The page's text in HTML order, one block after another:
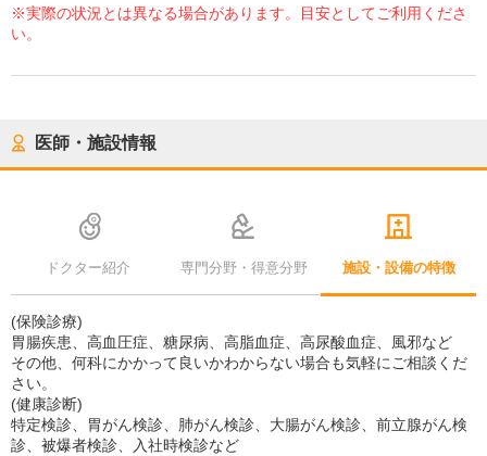
※実際の状況とは異なる場合があります。目安としてご利用くださ
い。
医師・施設情報
ドクター紹介 専門分野・得意分野 施設・設備の特徴
(保険診療)
胃腸疾患、高血圧症、糖尿病、高脂血症、高尿酸血症、風邪など
その他、何科にかかって良いかわからない場合も気軽にご相談くだ
さい。
(健康診断)
特定検診、胃がん検診、肺がん検診、大腸がん検診、前立腺がん検
診、被爆者検診、入社時検診など